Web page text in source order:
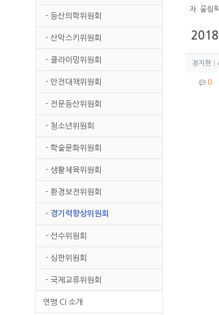
자. 올림
2018
작성
정지현
컨텐
0댓
- 등산의학위원회
- 산악스키위원회
- 클라이밍위원회
- 안전대책위원회
- 전문등산위원회
- 청소년위원회
- 학술문화위원회
- 생활체육위원회
- 환경보전위원회
- 경기력향상위원회
- 선수위원회
- 심판위원회
- 국제교류위원회
연맹 CI 소개